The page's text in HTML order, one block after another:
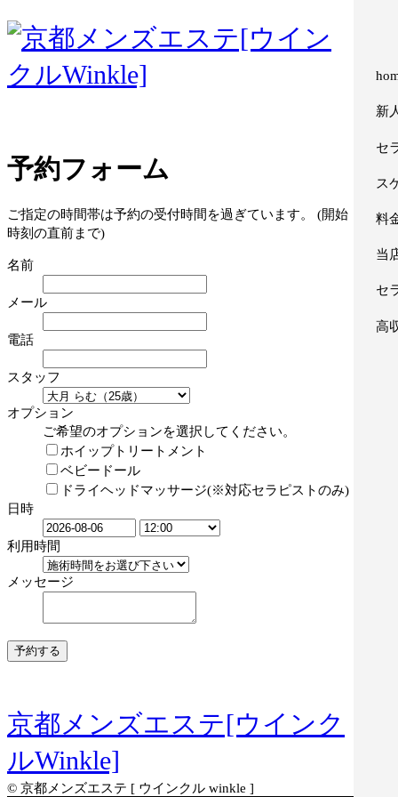
新
セ
ス
料
当
セ
高
予約フォーム
ご指定の時間帯は予約の受付時間を過ぎています。 (開始
時刻の直前まで)
名前
メール
電話
スタッフ
オプション
ご希望のオプションを選択してください。
ホイップトリートメント
ベビードール
ドライヘッドマッサージ(※対応セラピストのみ)
日時
利用時間
メッセージ
京都メンズエステ[ウインク
ルWinkle]
© 京都メンズエステ [ ウインクル winkle ]